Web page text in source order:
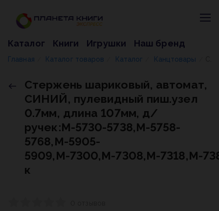
Каталог Книги Игрушки Наш бренд
Главная Каталог товаров Каталог Канцтовары
Стержень шариковый, автомат,
СИНИЙ, пулевидный пиш.узел
0.7мм, длина 107мм, д/
ручек:М-5730-5738,М-5758-
5768,М-5905-
5909,М-7300,М-7308,М-7318,М-
к